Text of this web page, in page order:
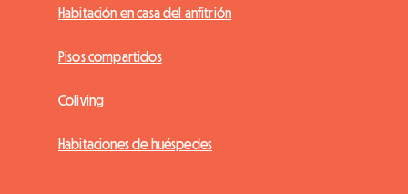
Habitación en casa del anfitrión
Pisos compartidos
Coliving
Habitaciones de huéspedes